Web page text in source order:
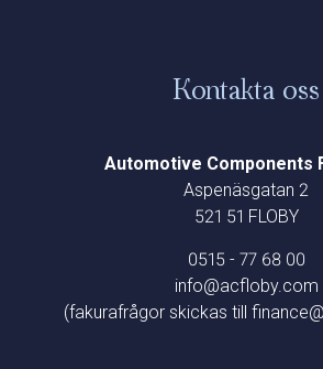
Kontakta oss
Automotive Components
Aspenäsgatan 2
521 51 FLOBY
0515 - 77 68 00
info@acfloby.com
(fakurafrågor skickas till